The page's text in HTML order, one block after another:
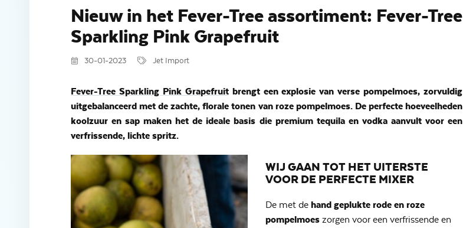
Nieuw in het Fever-Tree assortiment: Fever-Tree
Sparkling Pink Grapefruit
30-01-2023 Jet Import
Fever-Tree Sparkling Pink Grapefruitbrengt een explosie van verse pompelmoes, zorvuldig
uitgebalanceerd met de zachte, florale tonen van roze pompelmoes. De perfecte hoeveelheden
koolzuur en sap maken het de ideale basis die premium tequila en vodka aanvult voor een
verfrissende, lichte spritz.
WIJ GAAN TOT HET UITERSTE
VOOR DE PERFECTE MIXER
De met de hand geplukte rode en roze
pompelmoes zorgen voor een verfrissende en